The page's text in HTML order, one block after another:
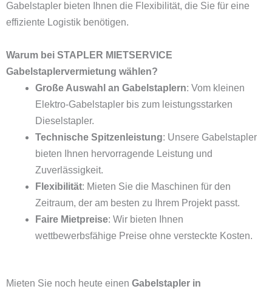
Gabelstapler bieten Ihnen die Flexibilität, die Sie für eine
effiziente Logistik benötigen.
Warum bei STAPLER MIETSERVICE
Gabelstaplervermietung wählen?
Große Auswahl an Gabelstaplern: Vom kleinen
Elektro-Gabelstapler bis zum leistungsstarken
Dieselstapler.
Technische Spitzenleistung: Unsere Gabelstapler
bieten Ihnen hervorragende Leistung und
Zuverlässigkeit.
Flexibilität: Mieten Sie die Maschinen für den
Zeitraum, der am besten zu Ihrem Projekt passt.
Faire Mietpreise: Wir bieten Ihnen
wettbewerbsfähige Preise ohne versteckte Kosten.
Mieten Sie noch heute einen Gabelstapler in